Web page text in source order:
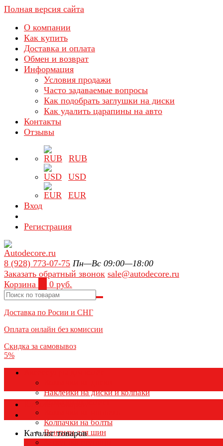
Полная версия сайта
О компании
Как купить
Доставка и оплата
Обмен и возврат
Информация
Условия продажи
Часто задаваемые вопросы
Как подобрать заглушки на диски
Как удалить царапины на авто
Контакты
Отзывы
RUB
USD
EUR
Вход
Регистрация
8 (928) 773-07-75 Пн—Вс 09:00—18:00
Заказать обратный звонок sale@autodecore.ru
Корзина
0 руб.
Доставка по Росии и СНГ
Оплата онлайн без комиссии
Скидка за самовывоз
5%
Наклейки на диски и колпаки
Колпаки на колеса
Колпачки на болты
Вентили для шин
Каталог товаров
Каталог товаров